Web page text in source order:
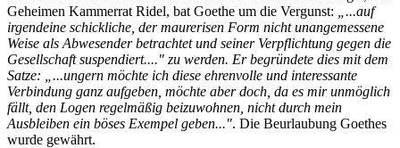
Geheimen Kammerrat Ridel, bat Goethe um die Vergunst:
„...auf
irgendeine schickliche, der maurerisen Form nicht unangemessene
Weise als Abwesender betrachtet und seiner Verpflichtung gegen die
Gesellschaft suspendiert...." zu werden. Er begründete dies mit dem
Satze: „...ungern möchte ich diese ehrenvolle und interessante
Verbindung ganz aufgeben, möchte aber doch, da es mir unmöglich
fällt, den Logen regelmäßig beizuwohnen, nicht durch mein
Ausbleiben ein böses Exempel geben...". Die Beurlaubung Goethes
wurde gewährt.